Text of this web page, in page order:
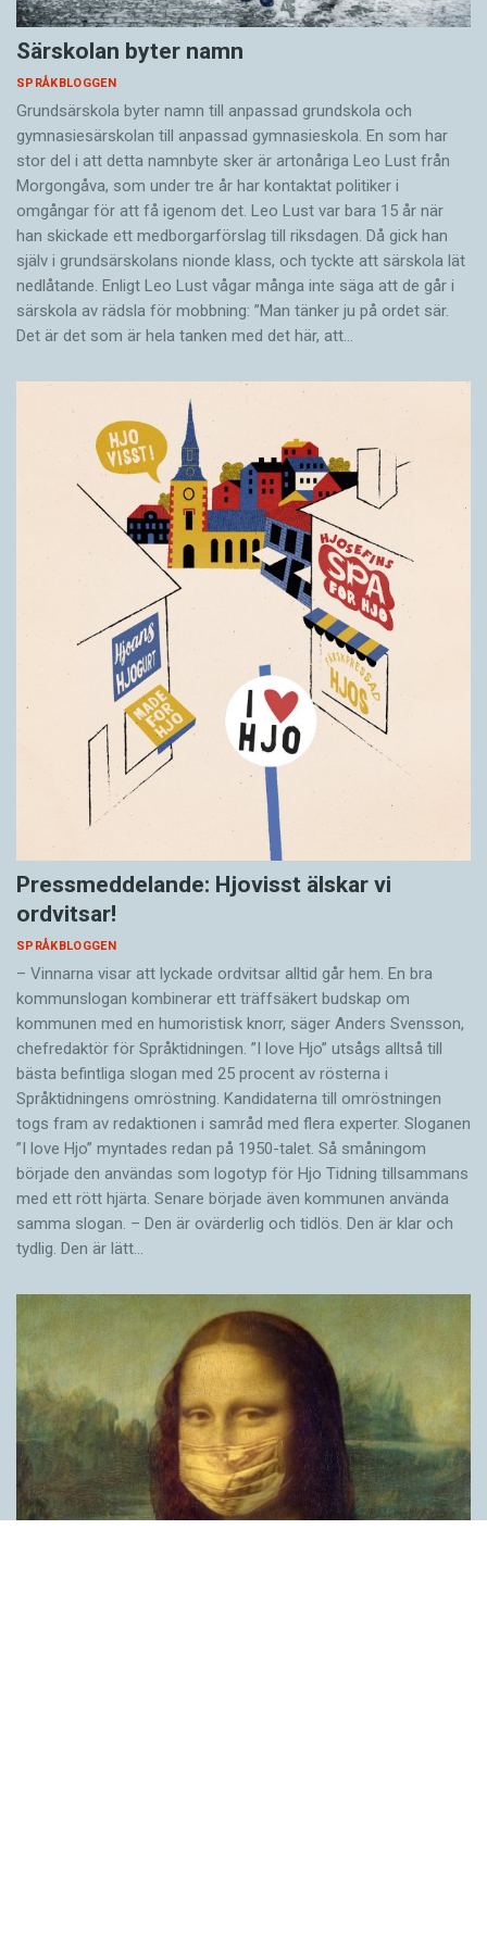
Särskolan byter namn
SPRÅKBLOGGEN
Grundsärskola byter namn till anpassad grundskola och
gymnasiesärskolan till anpassad gymnasieskola. En som har
stor del i att detta namnbyte sker är artonåriga Leo Lust från
Morgongåva, som under tre år har kontaktat politiker i
omgångar för att få igenom det. Leo Lust var bara 15 år när
han skickade ett medborgarförslag till riksdagen. Då gick han
själv i grundsärskolans nionde klass, och tyckte att särskola lät
nedlåtande. Enligt Leo Lust vågar många inte säga att de går i
särskola av rädsla för mobbning: ”Man tänker ju på ordet sär.
Det är det som är hela tanken med det här, att…
Pressmeddelande: Hjovisst älskar vi
ordvitsar!
SPRÅKBLOGGEN
– Vinnarna visar att lyckade ordvitsar alltid går hem. En bra
kommunslogan kombinerar ett träffsäkert budskap om
kommunen med en humoristisk knorr, säger Anders Svensson,
chefredaktör för Språktidningen. ”I love Hjo” utsågs alltså till
bästa befintliga slogan med 25 procent av rösterna i
Språktidningens omröstning. Kandidaterna till omröstningen
togs fram av redaktionen i samråd med flera experter. Sloganen
”I love Hjo” myntades redan på 1950-talet. Så småningom
började den användas som logotyp för Hjo Tidning tillsammans
med ett rött hjärta. Senare började även kommunen använda
samma slogan. – Den är ovärderlig och tidlös. Den är klar och
tydlig. Den är lätt…